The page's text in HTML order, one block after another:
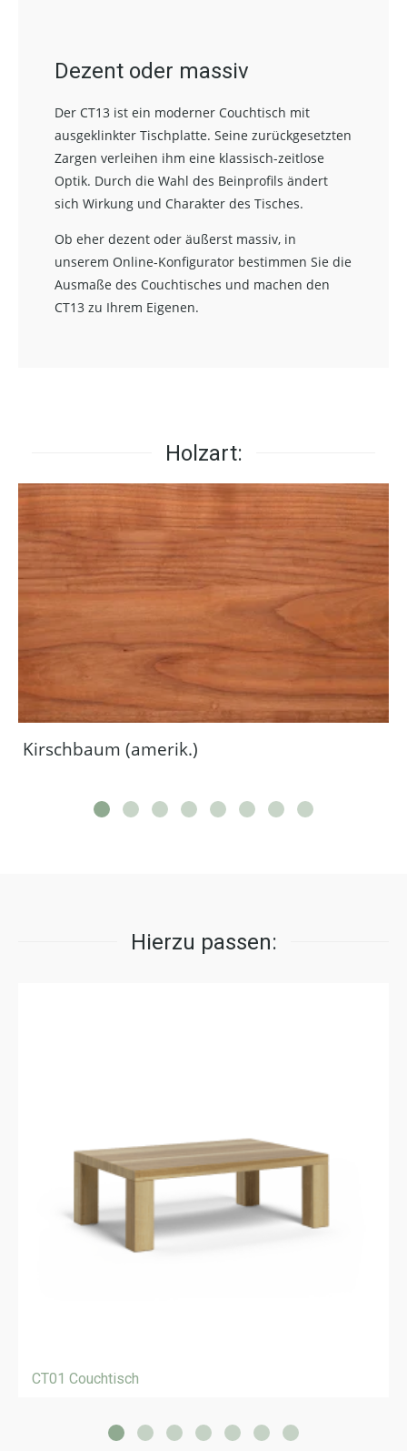
Dezent oder massiv
Der CT13 ist ein moderner Couchtisch mit
ausgeklinkter Tischplatte. Seine zurückgesetzten
Zargen verleihen ihm eine klassisch-zeitlose
Optik. Durch die Wahl des Beinprofils ändert
sich Wirkung und Charakter des Tisches.
Ob eher dezent oder äußerst massiv, in
unserem Online-Konfigurator bestimmen Sie die
Ausmaße des Couchtisches und machen den
CT13 zu Ihrem Eigenen.
Holzart:
Kirschbaum (amerik.)
Hierzu passen:
CT01 Couchtisch